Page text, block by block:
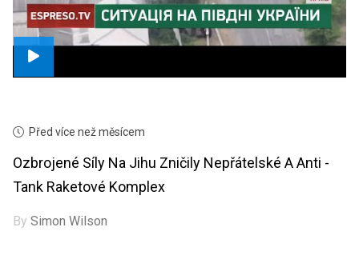
Před více než měsícem
Ozbrojené Síly Na Jihu Zničily Nepřátelské A Anti -
Tank Raketové Komplex
BySimon Wilson